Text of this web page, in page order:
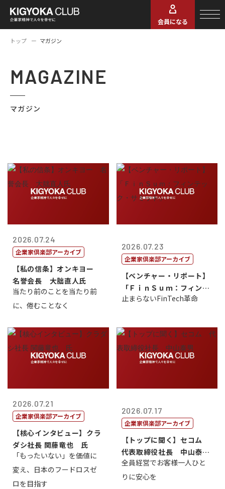
会員になる
トップ マガジン
MAGAZINE
マガジン
2026.07.24
企業家倶楽部アーカイブ
【私の信条】オンキヨー
名誉会長 大朏直人氏
当たり前のことを当たり前
に、倦むことなく
2026.07.23
企業家倶楽部アーカイブ
【ベンチャー・リポート】
「ＦｉｎＳｕｍ：フィンテ
ック・サミッ...
止まらないFinTech革命
2026.07.21
企業家倶楽部アーカイブ
【核心インタビュー】クラ
ダシ社長 関藤竜也 氏
「もったいない」を価値に
変え、日本のフードロスゼ
ロを目指す
2026.07.17
企業家倶楽部アーカイブ
【トップに聞く】セコム
代表取締役社長 中山泰
男
全員経営でお客様一人ひと
りに安心を